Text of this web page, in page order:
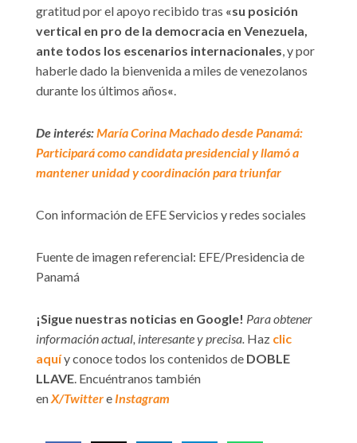
gratitud por el apoyo recibido tras «su posición
vertical en pro de la democracia en Venezuela,
ante todos los escenarios internacionales, y por
haberle dado la bienvenida a miles de venezolanos
durante los últimos años«.
De interés:María Corina Machado desde Panamá:
Participará como candidata presidencial y llamó a
mantener unidad y coordinación para triunfar
Con información de EFE Servicios y redes sociales
Fuente de imagen referencial: EFE/Presidencia de
Panamá
¡Sigue nuestras noticias en Google! Para obtener
información actual, interesante y precisa. Haz clic
aquíy conoce todos los contenidos de DOBLE
LLAVE. Encuéntranos también
enX/Twittere Instagram